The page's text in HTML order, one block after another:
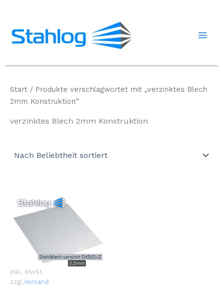
springen
Start / Produkte verschlagwortet mit „verzinktes Blech
2mm Konstruktion“
verzinktes Blech 2mm Konstruktion
inkl. MwSt.
zzgl.Versand